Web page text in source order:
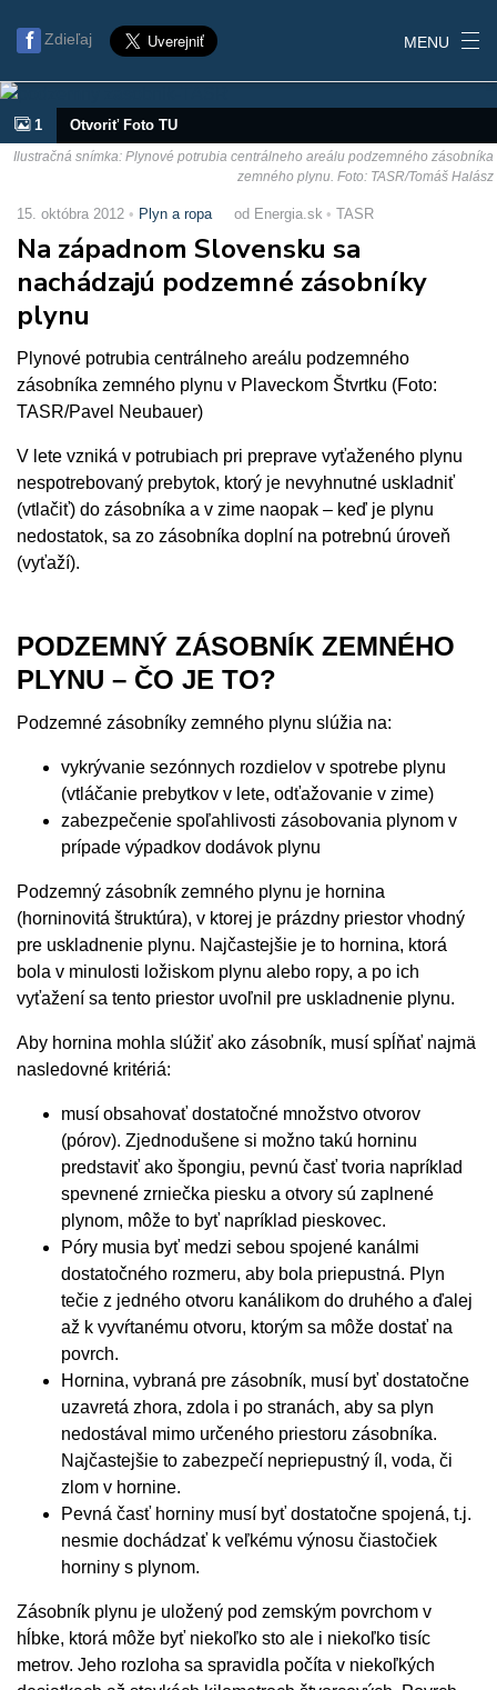
Zdieľaj MENU
1 Otvoriť Foto TU
Ilustračná snímka: Plynové potrubia centrálneho areálu podzemného zásobníka
zemného plynu. Foto: TASR/Tomáš Halász
15. októbra 2012 Plyn a ropa od Energia.sk TASR
Na západnom Slovensku sa
nachádzajú podzemné zásobníky
plynu
Plynové potrubia centrálneho areálu podzemného
zásobníka zemného plynu v Plaveckom Štvrtku (Foto:
TASR/Pavel Neubauer)
V lete vzniká v potrubiach pri preprave vyťaženého plynu
nespotrebovaný prebytok, ktorý je nevyhnutné uskladniť
(vtlačiť) do zásobníka a v zime naopak – keď je plynu
nedostatok, sa zo zásobníka doplní na potrebnú úroveň
(vyťaží).
PODZEMNÝ ZÁSOBNÍK ZEMNÉHO
PLYNU – ČO JE TO?
Podzemné zásobníky zemného plynu slúžia na:
vykrývanie sezónnych rozdielov v spotrebe plynu
(vtláčanie prebytkov v lete, odťažovanie v zime)
zabezpečenie spoľahlivosti zásobovania plynom v
prípade výpadkov dodávok plynu
Podzemný zásobník zemného plynu je hornina
(horninovitá štruktúra), v ktorej je prázdny priestor vhodný
pre uskladnenie plynu. Najčastejšie je to hornina, ktorá
bola v minulosti ložiskom plynu alebo ropy, a po ich
vyťažení sa tento priestor uvoľnil pre uskladnenie plynu.
Aby hornina mohla slúžiť ako zásobník, musí spĺňať najmä
nasledovné kritériá:
musí obsahovať dostatočné množstvo otvorov
(pórov). Zjednodušene si možno takú horninu
predstaviť ako špongiu, pevnú časť tvoria napríklad
spevnené zrniečka piesku a otvory sú zaplnené
plynom, môže to byť napríklad pieskovec.
Póry musia byť medzi sebou spojené kanálmi
dostatočného rozmeru, aby bola priepustná. Plyn
tečie z jedného otvoru kanálikom do druhého a ďalej
až k vyvŕtanému otvoru, ktorým sa môže dostať na
povrch.
Hornina, vybraná pre zásobník, musí byť dostatočne
uzavretá zhora, zdola i po stranách, aby sa plyn
nedostával mimo určeného priestoru zásobníka.
Najčastejšie to zabezpečí nepriepustný íl, voda, či
zlom v hornine.
Pevná časť horniny musí byť dostatočne spojená, t.j.
nesmie dochádzať k veľkému výnosu čiastočiek
horniny s plynom.
Zásobník plynu je uložený pod zemským povrchom v
hĺbke, ktorá môže byť niekoľko sto ale i niekoľko tisíc
metrov. Jeho rozloha sa spravidla počíta v niekoľkých